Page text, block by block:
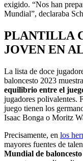
exigido. “Nos han
Mundial”, declaraba
PLANTILLA
JOVEN EN
La lista de doce
baloncesto 2023
equilibrio entre el
jugadores polivalentes.
juego tienen los
Isaac Bonga o Moritz
Precisamente, en los
mayores fuentes de
Mundial de